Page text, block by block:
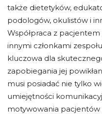
także dietetyków,
podologów, okulistów i
Współpraca z
innymi członkami
kluczowa dla
zapobiegania jej
musi posiadać nie tylko
umiejętności
motywowania pacjentów